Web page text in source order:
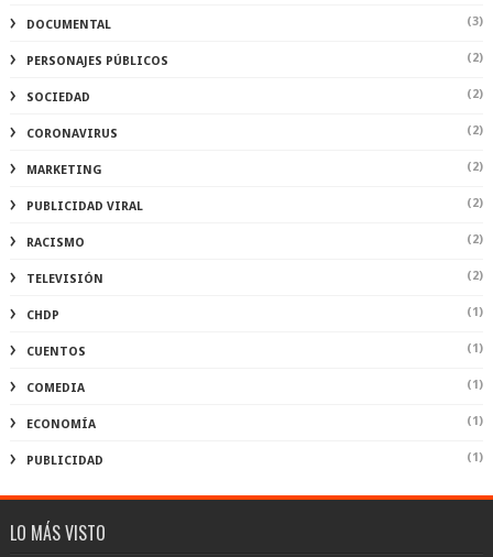
DOCUMENTAL (3)
PERSONAJES PÚBLICOS (2)
SOCIEDAD (2)
CORONAVIRUS (2)
MARKETING (2)
PUBLICIDAD VIRAL (2)
RACISMO (2)
TELEVISIÓN (2)
CHDP (1)
CUENTOS (1)
COMEDIA (1)
ECONOMÍA (1)
PUBLICIDAD (1)
LO MÁS VISTO